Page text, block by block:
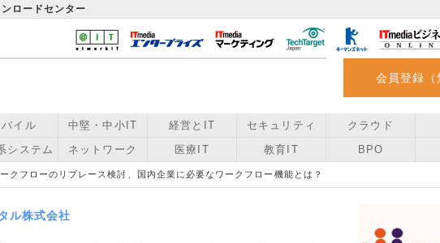
ロードセンター
会員登録（
バイル 中堅・中小IT 経営とIT セキュリティ クラウド
システム ネットワーク 医療IT 教育IT BPO
クフローのリプレース検討、国内企業に必要なワークフロー機能とは？
ル株式会社